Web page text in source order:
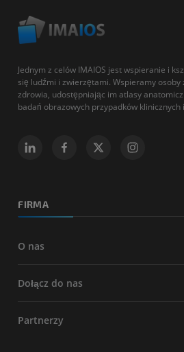
Jednym z celów IMAIOS jest wspieranie i
się ludźmi i zwierzętami. Wspieramy
zdrowia, udostępniając im atlasy
badań obrazowych przypadków klinicznych
FIRMA
O nas
Dołącz do nas
Partnerzy